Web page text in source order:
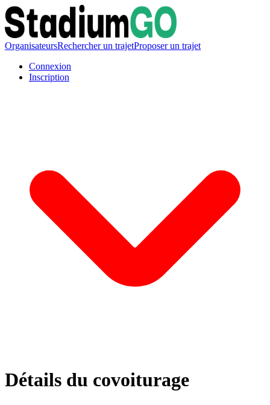
OrganisateursRechercher un trajetProposer un trajet
Connexion
Inscription
Détails du covoiturage